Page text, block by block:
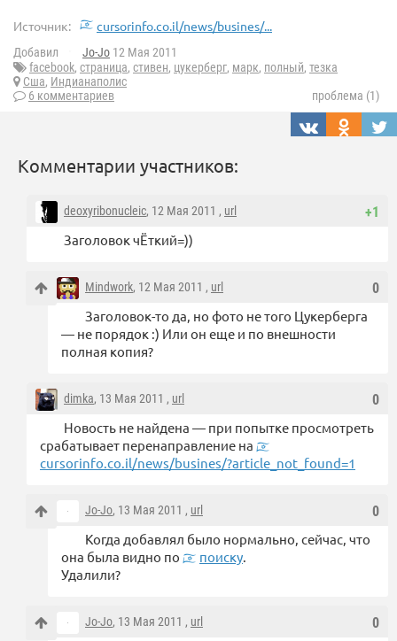
Источник: cursorinfo.co.il/news/busines/...
Добавил Jo-Jo 12 Мая 2011
facebook, страница, стивен, цукерберг, марк, полный, тезка
Сша, Индианаполис
6 комментариев
проблема (1)
Комментарии участников:
+1
deoxyribonucleic, 12 Мая 2011 , url
Заголовок чЁткий=))
0
Mindwork, 12 Мая 2011 , url
Заголовок-то да, но фото не того Цукерберга
— не порядок :) Или он еще и по внешности
полная копия?
0
dimka, 13 Мая 2011 , url
Новость не найдена — при попытке просмотреть
срабатывает перенаправление на
cursorinfo.co.il/news/busines/?article_not_found=1
0
Jo-Jo, 13 Мая 2011 , url
Когда добавлял было нормально, сейчас, что
она была видно по
поиску.
Удалили?
0
Jo-Jo, 13 Мая 2011 , url